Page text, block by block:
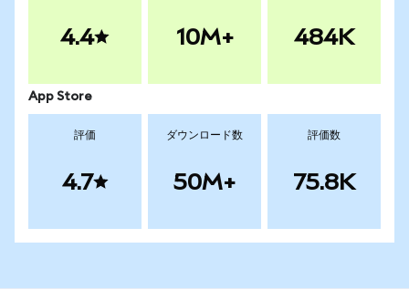
4.4 10M+ 484K
App Store
評価
4.7
ダウンロード数
50M+
評価数
75.8K